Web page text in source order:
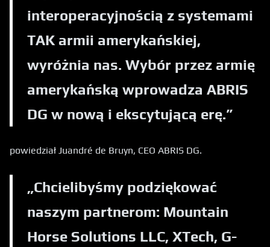
interoperacyjnością z systemami
TAK armii amerykańskiej,
wyróżnia nas. Wybór przez armię
amerykańską wprowadza ABRIS
DG w nową i ekscytującą erę.”
powiedział Juandré de Bruyn, CEO ABRIS DG.
„Chcielibyśmy podziękować
naszym partnerom: Mountain
Horse Solutions LLC, XTech, G-